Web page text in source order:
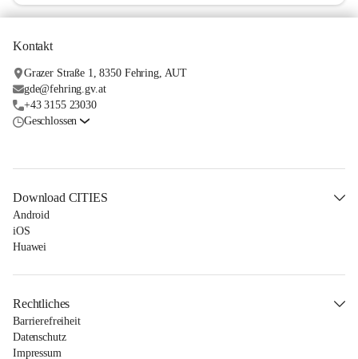
Kontakt
Grazer Straße 1, 8350 Fehring, AUT
gde@fehring.gv.at
+43 3155 23030
Geschlossen
Download CITIES
Android
iOS
Huawei
Rechtliches
Barrierefreiheit
Datenschutz
Impressum